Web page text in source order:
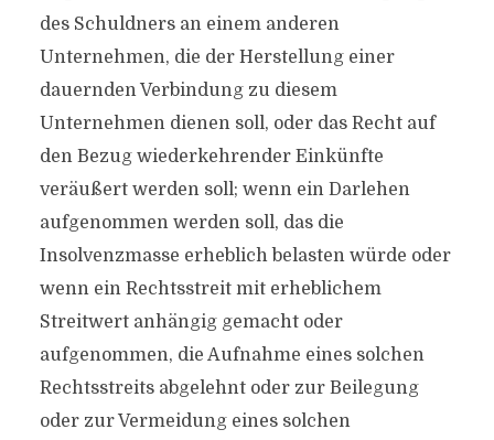
des Schuldners an einem anderen
Unternehmen, die der Herstellung einer
dauernden Verbindung zu diesem
Unternehmen dienen soll, oder das Recht auf
den Bezug wiederkehrender Einkünfte
veräußert werden soll; wenn ein Darlehen
aufgenommen werden soll, das die
Insolvenzmasse erheblich belasten würde oder
wenn ein Rechtsstreit mit erheblichem
Streitwert anhängig gemacht oder
aufgenommen, die Aufnahme eines solchen
Rechtsstreits abgelehnt oder zur Beilegung
oder zur Vermeidung eines solchen